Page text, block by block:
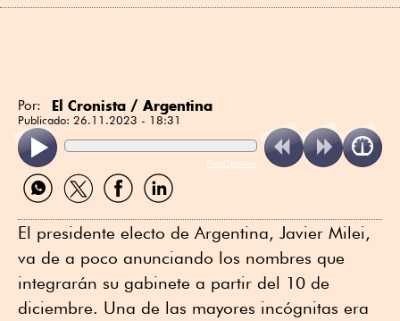
Por: El Cronista / Argentina
Publicado: 26.11.2023 - 18:31
ReadSpeaker
Compartir
por
Compartir
por
Compartir
por
Compartir
por
El presidente electo de Argentina, Javier Milei,
va de a poco anunciando los nombres que
integrarán su gabinete a partir del 10 de
diciembre. Una de las mayores incógnitas era